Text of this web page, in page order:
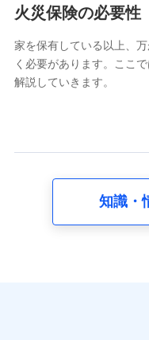
電話対応の品質向上お
6.採用応募者の個人
採用選考および入社手
8.取引先個人情報
取引先としての選定業
火災保険の必要性
家を保有している以上、
く必要があります。ここ
解説していきます。
知識・